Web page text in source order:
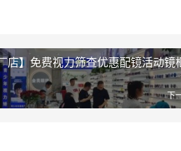
店】免费视力筛查优惠配镜活动镜
下